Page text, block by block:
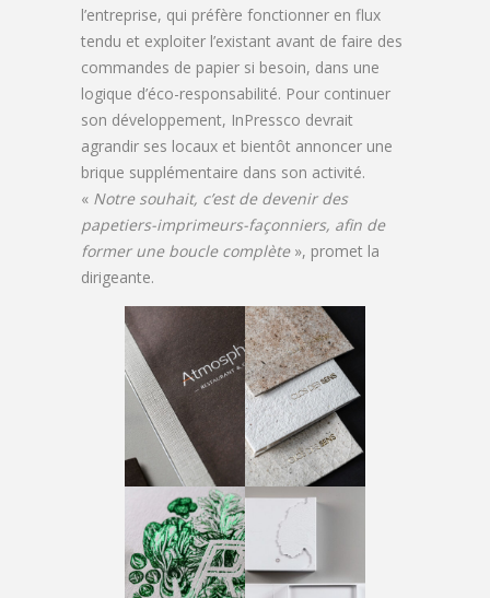
l’entreprise, qui préfère fonctionner en flux
tendu et exploiter l’existant avant de faire des
commandes de papier si besoin, dans une
logique d’éco-responsabilité. Pour continuer
son développement, InPressco devrait
agrandir ses locaux et bientôt annoncer une
brique supplémentaire dans son activité.
« Notre souhait, c’est de devenir des
papetiers-imprimeurs-façonniers, afin de
former une boucle complète», promet la
dirigeante.